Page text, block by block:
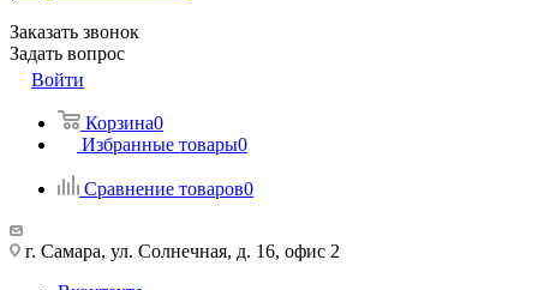
Заказать звонок
Задать вопрос
Войти
Корзина0
Избранные товары0
Сравнение товаров0
г. Самара, ул. Солнечная, д. 16, офис 2